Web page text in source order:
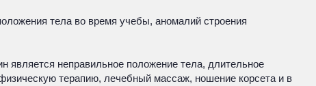
тела во время учебы, аномалий строения
является неправильное положение тела, длительное
терапию, лечебный массаж, ношение корсета и в